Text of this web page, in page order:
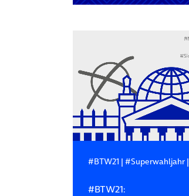
#BTW21 | #Superwahljahr|
#BTW21: